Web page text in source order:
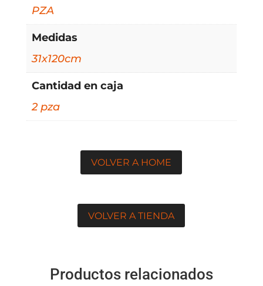
PZA
Medidas
31x120cm
Cantidad en caja
2 pza
VOLVER A HOME
VOLVER A TIENDA
Productos relacionados